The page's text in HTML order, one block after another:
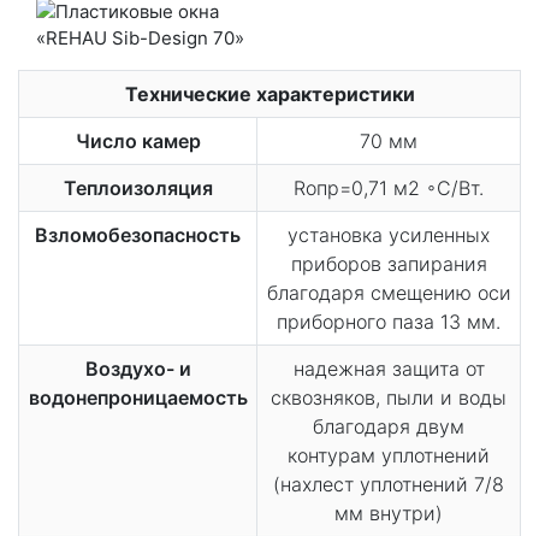
Технические характеристики
Число камер
70 мм
Теплоизоляция
Rопр=0,71 м2 ◦С/Вт.
Взломобезопасность
установка усиленных
приборов запирания
благодаря смещению оси
приборного паза 13 мм.
Воздухо- и
водонепроницаемость
надежная защита от
сквозняков, пыли и воды
благодаря двум
контурам уплотнений
(нахлест уплотнений 7/8
мм внутри)